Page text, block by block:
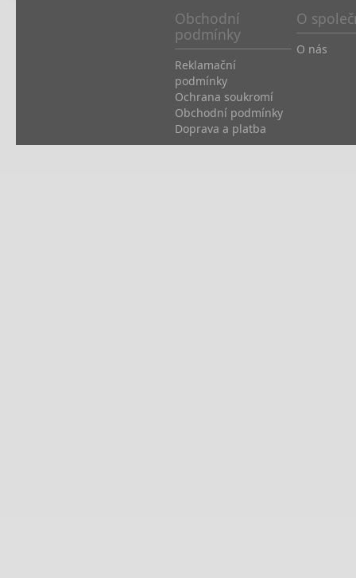
Obchodní
podmínky
Reklamační
podmínky
Ochrana soukromí
Obchodní podmínky
Doprava a platba
O
O nás